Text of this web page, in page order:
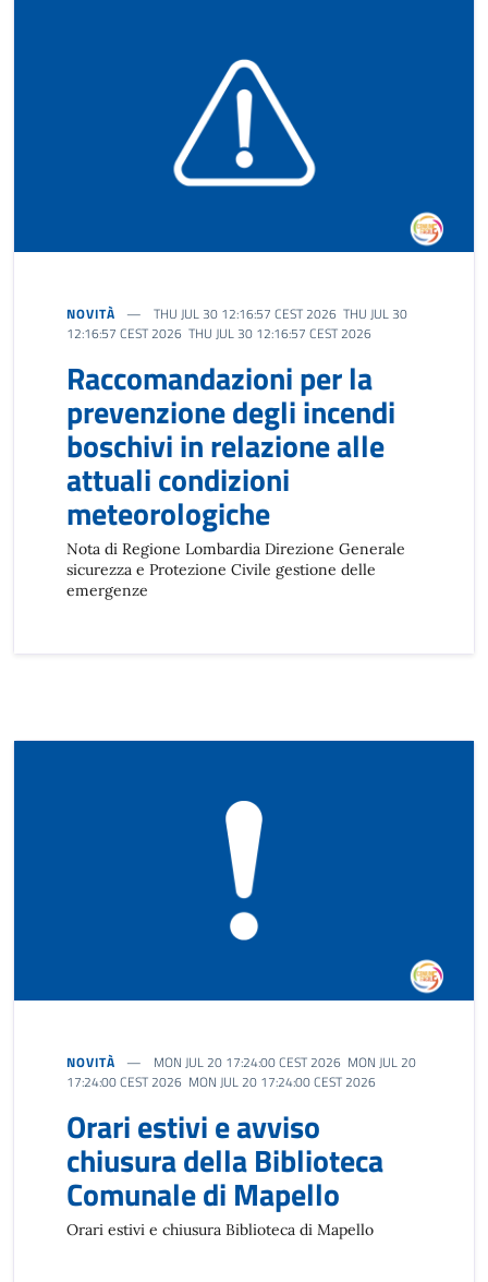
NOVITÀ
THU JUL 30 12:16:57 CEST 2026 THU JUL 30
12:16:57 CEST 2026 THU JUL 30 12:16:57 CEST 2026
Raccomandazioni per la
prevenzione degli incendi
boschivi in relazione alle
attuali condizioni
meteorologiche
Nota di Regione Lombardia Direzione Generale
sicurezza e Protezione Civile gestione delle
emergenze
NOVITÀ
MON JUL 20 17:24:00 CEST 2026 MON JUL 20
17:24:00 CEST 2026 MON JUL 20 17:24:00 CEST 2026
Orari estivi e avviso
chiusura della Biblioteca
Comunale di Mapello
Orari estivi e chiusura Biblioteca di Mapello